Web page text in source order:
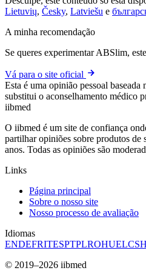
Lietuvių, Česky, Latviešu e
A minha recomendação
Se queres experimentar ABSlim,
Vá para o site oficial
Esta é uma opinião pessoal
substitui o aconselhamento médico
iibmed
O iibmed é um site de confiança
partilhar opiniões sobre produtos de
anos. Todas as opiniões são
Links
Página principal
Sobre o nosso site
Nosso processo de avaliação
Idiomas
ENDEFRITESPTPLROHUELCS
© 2019–2026 iibmed